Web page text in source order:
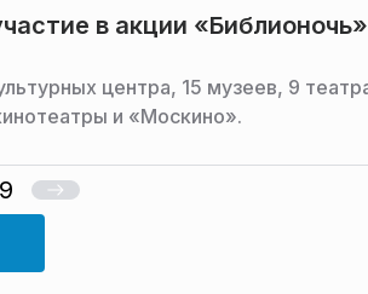
в акции
центра, 15 музеев, 9
и «Москино».